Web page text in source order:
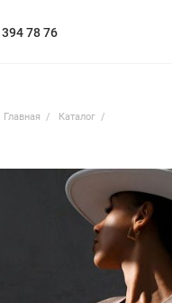
78 76
Главная Каталог